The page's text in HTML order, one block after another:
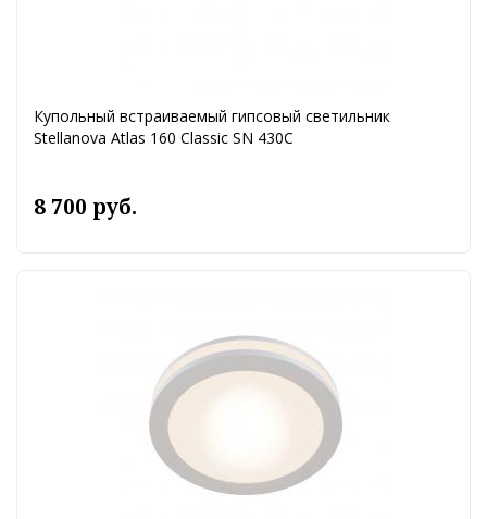
Купольный встраиваемый гипсовый светильник
Stellanova Atlas 160 Classic SN 430C
8 700 руб.